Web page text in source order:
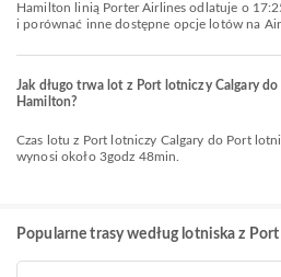
Hamilton linią Porter Airlines odlatuje o
i porównać inne dostępne opcje lotów na
Jak długo trwa lot z Port lotniczy Calgary
Hamilton?
Czas lotu z Port lotniczy Calgary do Port lotniczy John C Munro Hamilton
wynosi około 3godz 48min.
Popularne trasy według lotniska z